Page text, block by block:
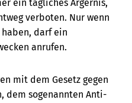
ein tägliches Ärgernis,
verboten. Nur wenn
darf ein
anrufen.
mit dem Gesetz gegen
dem sogenannten Anti-